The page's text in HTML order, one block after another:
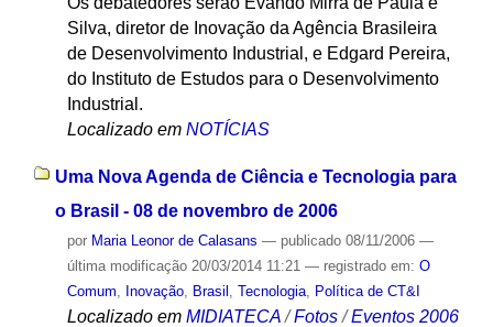
Silva, diretor de Inovação da Agência Brasileira
de Desenvolvimento Industrial, e Edgard Pereira,
do Instituto de Estudos para o Desenvolvimento
Industrial.
Localizado em NOTÍCIAS
Uma Nova Agenda de Ciência e Tecnologia para
o Brasil - 08 de novembro de 2006
por Maria Leonor de Calasans — publicado08/11/2006 —
última modificação20/03/2014 11:21 — registrado em: O
Comum
Inovação, Brasil Tecnologia, Política de CT&I
Localizado em MIDIATECA /Fotos /Eventos 2006